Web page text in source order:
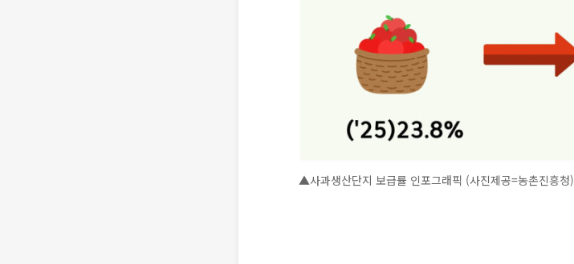
▲사과생산단지 보급률 인포그래픽 (사진제공=농촌진흥청)